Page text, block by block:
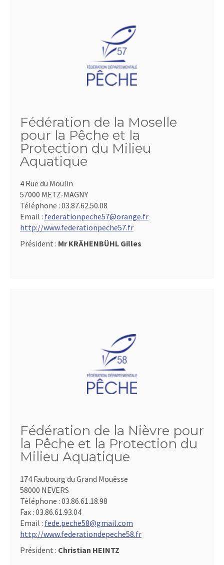
Fédération de la Moselle
pour la Pêche et la
Protection du Milieu
Aquatique
4 Rue du Moulin
57000 METZ-MAGNY
Téléphone : 03.87.62.50.08
Email : federationpeche57@orange.fr
http://www.federationpeche57.fr
Président : Mr KRÄHENBÜHL Gilles
Fédération de la Nièvre pour
la Pêche et la Protection du
Milieu Aquatique
174 Faubourg du Grand Mouësse
58000 NEVERS
Téléphone : 03.86.61.18.98
Fax : 03.86.61.93.04
Email : fede.peche58@gmail.com
http://www.federationdepeche58.fr
Président : Christian HEINTZ